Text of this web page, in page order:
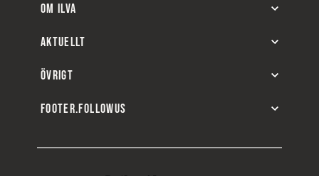
OM ILVA
AKTUELLT
ÖVRIGT
FOOTER.FOLLOWUS